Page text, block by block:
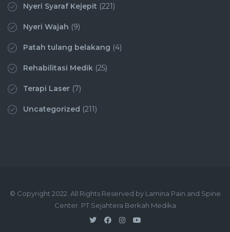
Nyeri Syaraf Kejepit (221)
Nyeri Wajah (9)
Patah tulang belakang (4)
Rehabilitasi Medik (25)
Terapi Laser (7)
Uncategorized (211)
© Copyright 2022. All Rights Reserved by Lamina Pain and Spine
Center. PT Sejahtera Berkah Medika